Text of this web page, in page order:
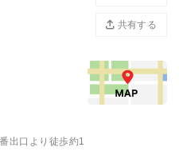
共有する
出口より徒歩約1